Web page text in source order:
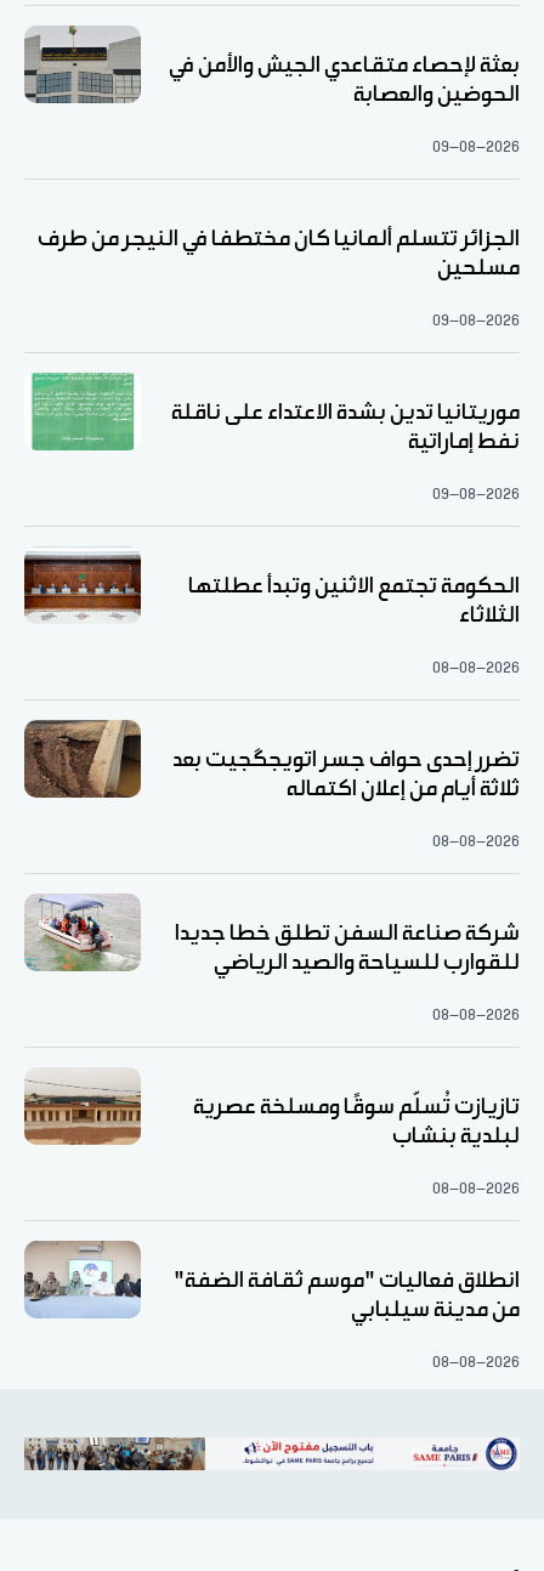
بعثة لإحصاء متقاعدي الجيش والأمن في
الحوضين والعصابة
09-08-2026
الجزائر تتسلم ألمانيا كان مختطفا في النيجر من طرف
مسلحين
09-08-2026
موريتانيا تدين بشدة الاعتداء على ناقلة
نفط إماراتية
09-08-2026
الحكومة تجتمع الاثنين وتبدأ عطلتها
الثلاثاء
08-08-2026
تضرر إحدى حواف جسر اتويجگجيت بعد
ثلاثة أيام من إعلان اكتماله
08-08-2026
شركة صناعة السفن تطلق خطا جديدا
للقوارب للسياحة والصيد الرياضي
08-08-2026
تازيازت تُسلّم سوقًا ومسلخة عصرية
لبلدية بنشاب
08-08-2026
انطلاق فعاليات "موسم ثقافة الضفة"
من مدينة سيلبابي
08-08-2026